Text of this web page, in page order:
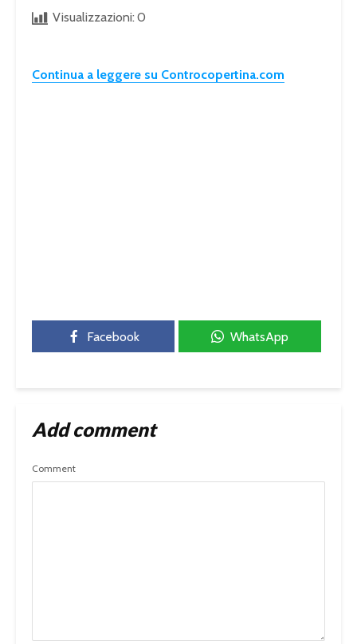
Visualizzazioni: 0
Continua a leggere su Controcopertina.com
Facebook WhatsApp
Add comment
Comment